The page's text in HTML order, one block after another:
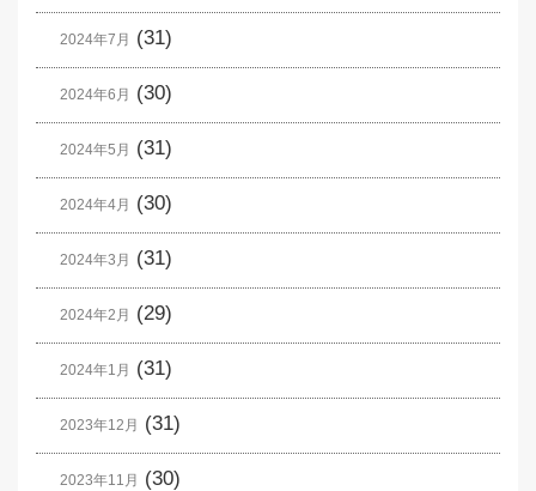
2024年7月 (31)
2024年6月 (30)
2024年5月 (31)
2024年4月 (30)
2024年3月 (31)
2024年2月 (29)
2024年1月 (31)
2023年12月 (31)
2023年11月 (30)